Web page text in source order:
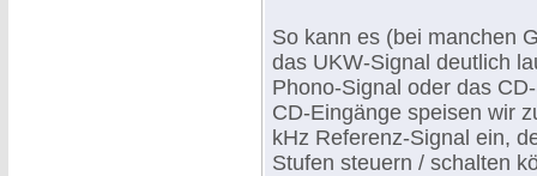
So kann es (bei manchen
das UKW-Signal deutlich
Phono-Signal oder das
CD-Eingänge speisen wir
kHz Referenz-Signal ein,
Stufen steuern / schalten